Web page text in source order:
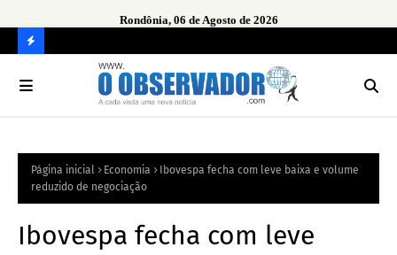
Rondônia, 06 de Agosto de 2026
O
RPágina inicial Economia
Ibovespa fecha com leve baixa e volume
reduzido de negociação
Ibovespa fecha com leve